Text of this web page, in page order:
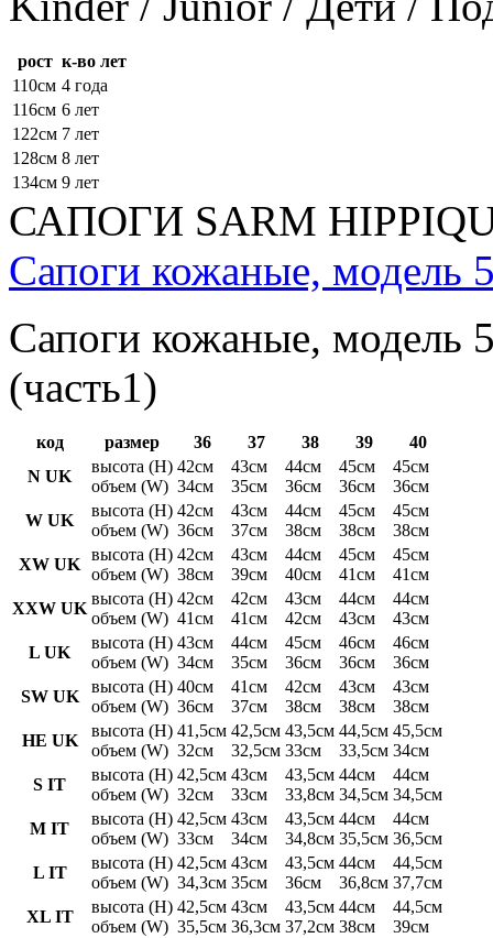
рост к-во лет
110см 4 года
116см 6 лет
122см 7 лет
128см 8 лет
134см 9 лет
САПОГИ SARM
Сапоги кожаные, модель
Сапоги кожаные, модель
(часть1)
код размер 36 37 38 39
40
N UK
высота (H)
объем (W)
42см
34см
43см
35см
44см
36см
45см
36см
45см
36см
W UK
высота (H)
объем (W)
42см
36см
43см
37см
44см
38см
45см
38см
45см
38см
XW UK
высота (H)
объем (W)
42см
38см
43см
39см
44см
40см
45см
41см
45см
41см
XXW UK
высота (H)
объем (W)
42см
41см
42см
41см
43см
42см
44см
43см
44см
43см
L UK
высота (H)
объем (W)
43см
34см
44см
35см
45см
36см
46см
36см
46см
36см
SW UK
высота (H)
объем (W)
40см
36см
41см
37см
42см
38см
43см
38см
43см
38см
HE UK
высота (H)
объем (W)
41,5см
32см
42,5см
32,5см
43,5см
33см
44,5см
33,5см
45,5см
34см
S IT
высота (H)
объем (W)
42,5см
32см
43см
33см
43,5см
33,8см
44см
34,5см
44см
34,5см
M IT
высота (H)
объем (W)
42,5см
33см
43см
34см
43,5см
34,8см
44см
35,5см
44см
36,5см
L IT
высота (H)
объем (W)
42,5см
34,3см
43см
35см
43,5см
36см
44см
36,8см
44,5см
37,7см
XL IT
высота (H)
объем (W)
42,5см
35,5см
43см
36,3см
43,5см
37,2см
44см
38см
44,5см
39см